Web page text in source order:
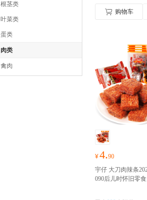
根茎类
叶菜类
蛋类
肉类
禽肉
购物车
¥4.90
宇仔 大刀肉辣条
090后儿时怀旧零